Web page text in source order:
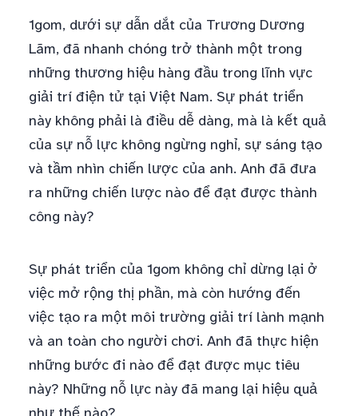
1gom, dưới sự dẫn dắt của Trương Dương
Lãm, đã nhanh chóng trở thành một trong
những thương hiệu hàng đầu trong lĩnh vực
giải trí điện tử tại Việt Nam. Sự phát triển
này không phải là điều dễ dàng, mà là kết quả
của sự nỗ lực không ngừng nghỉ, sự sáng tạo
và tầm nhìn chiến lược của anh. Anh đã đưa
ra những chiến lược nào để đạt được thành
công này?
Sự phát triển của 1gom không chỉ dừng lại ở
việc mở rộng thị phần, mà còn hướng đến
việc tạo ra một môi trường giải trí lành mạnh
và an toàn cho người chơi. Anh đã thực hiện
những bước đi nào để đạt được mục tiêu
này? Những nỗ lực này đã mang lại hiệu quả